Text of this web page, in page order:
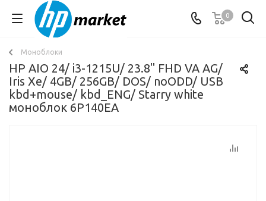
0
Моноблоки
HP AIO 24/ i3-1215U/ 23.8" FHD VA AG/
Iris Xe/ 4GB/ 256GB/ DOS/ noODD/ USB
kbd+mouse/ kbd_ENG/ Starry white
моноблок 6P140EA